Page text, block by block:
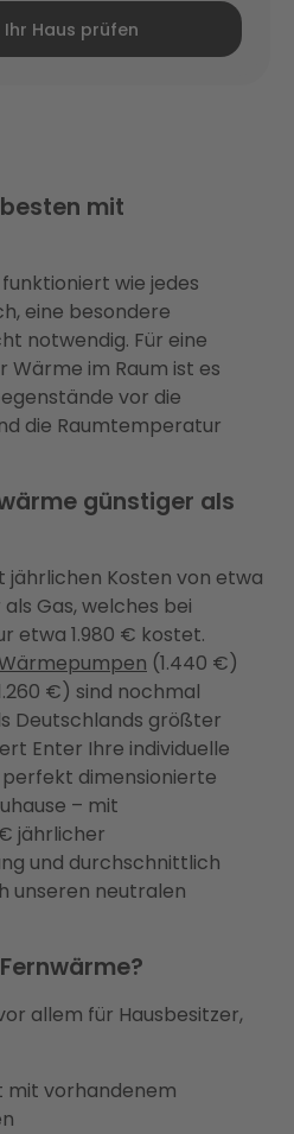
Haus prüfen
mit
wie jedes
eine besondere
notwendig. Für eine
im Raum ist es
vor die
die Raumtemperatur
günstiger als
jährlichen Kosten von etwa
Gas, welches bei
etwa 1.980 € kostet.
(1.440 €)
€) sind nochmal
Deutschlands größter
Enter Ihre individuelle
dimensionierte
– mit
jährlicher
und durchschnittlich
unseren neutralen
allem für Hausbesitzer,
mit vorhandenem